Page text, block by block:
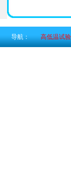
导航： 高低温试